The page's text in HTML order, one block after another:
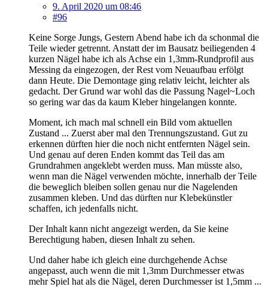
9. April 2020 um 08:46
#96
Keine Sorge Jungs, Gestern Abend habe ich da schonmal die
Teile wieder getrennt. Anstatt der im Bausatz beiliegenden 4
kurzen Nägel habe ich als Achse ein 1,3mm-Rundprofil aus
Messing da eingezogen, der Rest vom Neuaufbau erfölgt
dann Heute. Die Demontage ging relativ leicht, leichter als
gedacht. Der Grund war wohl das die Passung Nagel~Loch
so gering war das da kaum Kleber hingelangen konnte.
Moment, ich mach mal schnell ein Bild vom aktuellen
Zustand ... Zuerst aber mal den Trennungszustand. Gut zu
erkennen dürften hier die noch nicht entfernten Nägel sein.
Und genau auf deren Enden kommt das Teil das am
Grundrahmen angeklebt werden muss. Man müsste also,
wenn man die Nägel verwenden möchte, innerhalb der Teile
die beweglich bleiben sollen genau nur die Nagelenden
zusammen kleben. Und das dürften nur Klebekünstler
schaffen, ich jedenfalls nicht.
Der Inhalt kann nicht angezeigt werden, da Sie keine
Berechtigung haben, diesen Inhalt zu sehen.
Und daher habe ich gleich eine durchgehende Achse
angepasst, auch wenn die mit 1,3mm Durchmesser etwas
mehr Spiel hat als die Nägel, deren Durchmesser ist 1,5mm ...